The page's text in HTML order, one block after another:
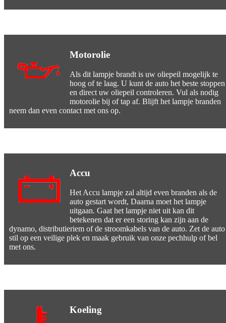
Motorolie
Als dit lampje brandt is uw oliepeil mogelijk te
hoog of te laag. U kunt de auto het beste stoppen
en direct uw oliepeil controleren. Vul als nodig
motorolie bij of tap af. Blijft het lampje branden
neem dan even contact met ons op.
Accu
Het Accu lampje zal altijd even branden als de
auto gestart wordt, Daarna moet het lampje
uitgaan. Gaat het lampje niet uit kan dit
betekenen dat er een storing kan zijn aan de
dynamo, distributieriem of de stroomkabels van de auto. Zet de auto
stil op een veilige plek en maak gebruik van onze pechhulp of bel
met ons.
Koeling